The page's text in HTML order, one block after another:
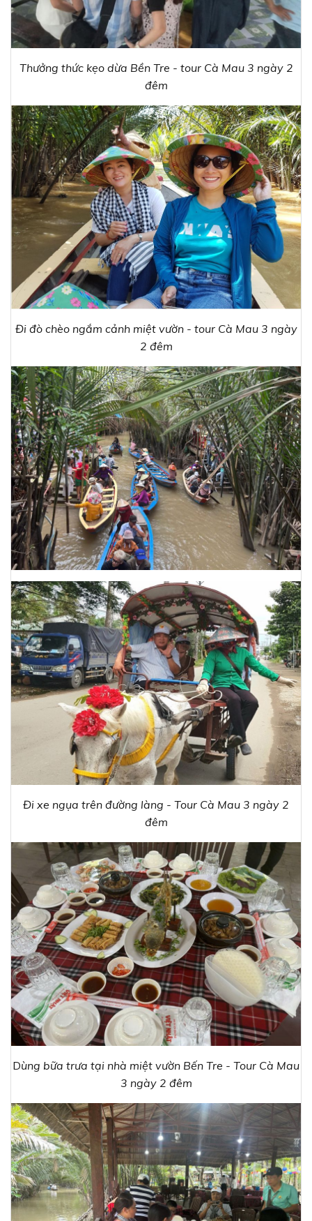
Thưởng thức kẹo dừa Bền Tre - tour Cà Mau 3 ngày 2
đêm
Đi đò chèo ngắm cảnh miệt vườn - tour Cà Mau 3 ngày
2 đêm
Đi xe ngụa trên đường làng - Tour Cà Mau 3 ngày 2
đêm
Dùng bữa trưa tại nhà miệt vườn Bến Tre - Tour Cà Mau
3 ngày 2 đêm